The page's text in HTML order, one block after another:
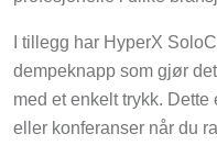
I tillegg har HyperX
dempeknapp som gjør
med et enkelt trykk.
eller konferanser når du